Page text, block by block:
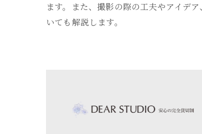
ます。また、撮影の際の工夫やアイデ
いても解説します。